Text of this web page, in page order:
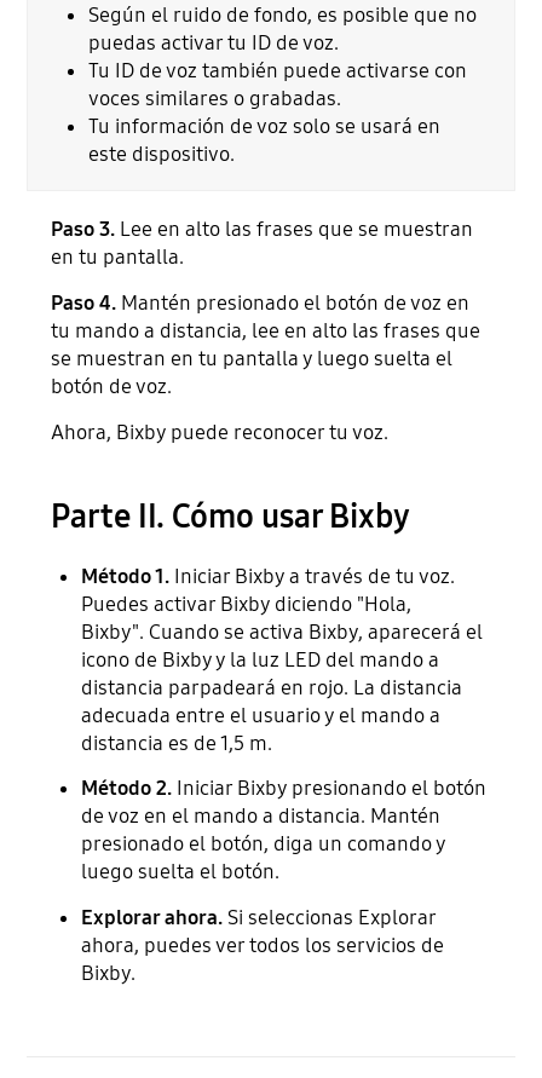
Según el ruido de fondo, es posible que no
puedas activar tu ID de voz.
Tu ID de voz también puede activarse con
voces similares o grabadas.
Tu información de voz solo se usará en
este dispositivo.
Paso 3. Lee en alto las frases que se muestran
en tu pantalla.
Paso 4. Mantén presionado el botón de voz en
tu mando a distancia, lee en alto las frases que
se muestran en tu pantalla y luego suelta el
botón de voz.
Ahora, Bixby puede reconocer tu voz.
Parte II. Cómo usar Bixby
Método 1. Iniciar Bixby a través de tu voz.
Puedes activar Bixby diciendo "Hola,
Bixby". Cuando se activa Bixby, aparecerá el
icono de Bixby y la luz LED del mando a
distancia parpadeará en rojo. La distancia
adecuada entre el usuario y el mando a
distancia es de 1,5 m.
Método 2. Iniciar Bixby presionando el botón
de voz en el mando a distancia. Mantén
presionado el botón, diga un comando y
luego suelta el botón.
Explorar ahora. Si seleccionas Explorar
ahora, puedes ver todos los servicios de
Bixby.